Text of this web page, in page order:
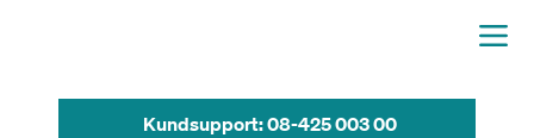
Kundsupport: 08-425 003 00